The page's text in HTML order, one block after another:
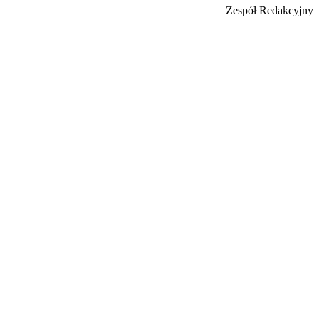
Zespół Redakcyjny